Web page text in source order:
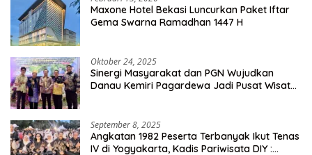
Maxone Hotel Bekasi Luncurkan Paket Iftar
Gema Swarna Ramadhan 1447 H
Oktober 24, 2025
Sinergi Masyarakat dan PGN Wujudkan
Danau Kemiri Pagardewa Jadi Pusat Wisata
September 8, 2025
Angkatan 1982 Peserta Terbanyak Ikut Tenas
IV di Yogyakarta, Kadis Pariwisata DIY :